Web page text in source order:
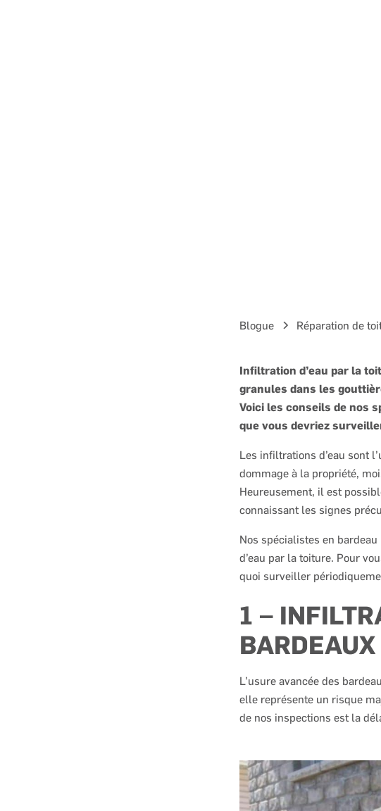
Blogue Réparation de
Infiltration d’eau par la
granules dans les
Voici les conseils de nos
que vous devriez
Les infiltrations d’eau sont
dommage à la propriété,
Heureusement, il est
connaissant les signes
Nos spécialistes en
d’eau par la toiture. Pour
quoi surveiller
1 –
L’usure avancée des
elle représente un risque
de nos inspections est la